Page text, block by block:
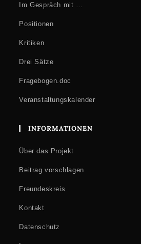
Im Gespräch mit …
Positionen
Kritiken
Drei Sätze
Fragebogen.doc
Veranstaltungskalender
INFORMATIONEN
Über das Projekt
Beitrag vorschlagen
Freundeskreis
Kontakt
Datenschutz